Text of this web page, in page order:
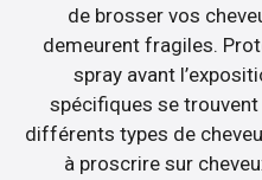
de brosser vos
demeurent fragiles.
spray avant
spécifiques se
différents types de
à proscrire sur